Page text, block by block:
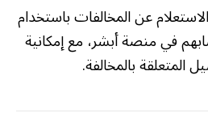
عن المخالفات باستخدام
في منصة أبشر، مع إمكانية
المتعلقة بالمخالفة.